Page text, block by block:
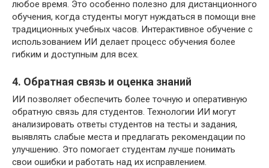
любое время. Это особенно полезно для дистанционного
обучения, когда студенты могут нуждаться в помощи вне
традиционных учебных часов. Интерактивное обучение с
использованием ИИ делает процесс обучения более
гибким и доступным для всех.
4. Обратная связь и оценка знаний
ИИ позволяет обеспечить более точную и оперативную
обратную связь для студентов. Технологии ИИ могут
анализировать ответы студентов на тесты и задания,
выявлять слабые места и предлагать рекомендации по
улучшению. Это помогает студентам лучше понимать
свои ошибки и работать над их исправлением.